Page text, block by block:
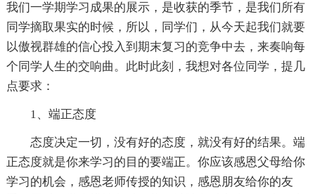
我们一学期学习成果的展示，是收获的季节，是我们所有
同学摘取果实的时候，所以，同学们，从今天起我们就要
以傲视群雄的信心投入到期末复习的竞争中去，来奏响每
个同学人生的交响曲。此时此刻，我想对各位同学，提几
点要求：
1、端正态度
态度决定一切，没有好的态度，就没有好的结果。端
正态度就是你来学习的目的要端正。你应该感恩父母给你
学习的机会，感恩老师传授的知识，感恩朋友给你的友